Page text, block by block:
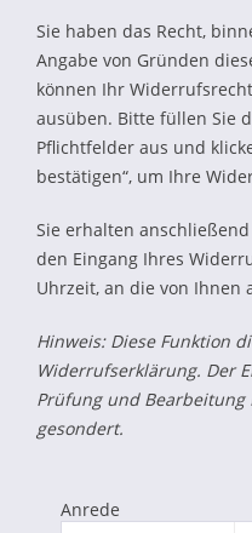
Sie haben das Recht,
Angabe von Gründen
können Ihr
ausüben. Bitte füllen Sie
Pflichtfelder aus und
bestätigen“, um Ihre
Sie erhalten
den Eingang Ihres
Uhrzeit, an die von Ihnen
Hinweis: Diese Funktion
Widerrufserklärung. Der
Prüfung und
gesondert.
Anrede